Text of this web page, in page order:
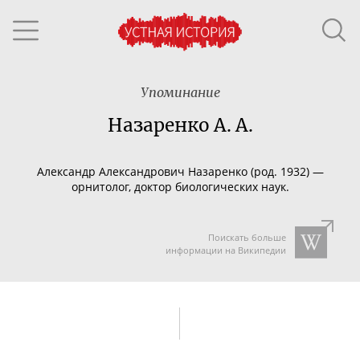
Упоминание
Назаренко А. А.
Александр Александрович Назаренко (род. 1932) —
орнитолог, доктор биологических наук.
Поискать больше
информации на Википедии